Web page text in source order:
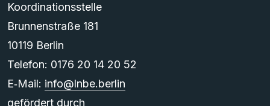
Koordinationsstelle
Brunnenstraße 181
10119 Berlin
Telefon: 0176 20 14 20 52
E‑Mail: info@lnbe.berlin
gefördert durch